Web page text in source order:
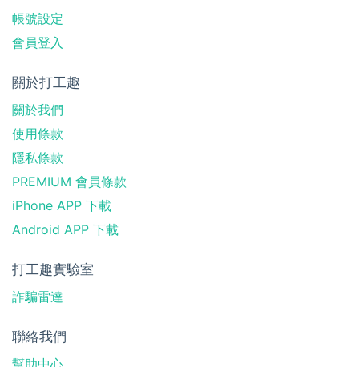
帳號設定
會員登入
關於打工趣
關於我們
使用條款
隱私條款
PREMIUM 會員條款
iPhone APP 下載
Android APP 下載
打工趣實驗室
詐騙雷達
聯絡我們
幫助中心